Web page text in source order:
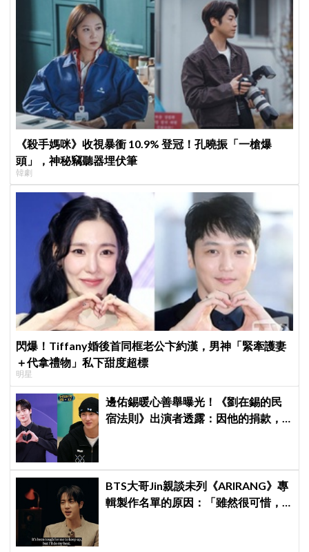
《殺手媽咪》收視暴衝 10.9% 登冠！孔曉振「一槍爆
頭」，神秘竊聽器埋伏筆
韓劇
閃爆！Tiffany婚後首同框老公卞約漢，男神「緊牽護妻
＋代拿禮物」私下甜度超標
明星
邊佑錫暖心善舉曝光！《劉在錫的民
宿法則》出演者透露：因他的捐款，
BTS大哥Jin親談未列《ARIRANG》專
輯製作名單的原因：「雖然很可惜，